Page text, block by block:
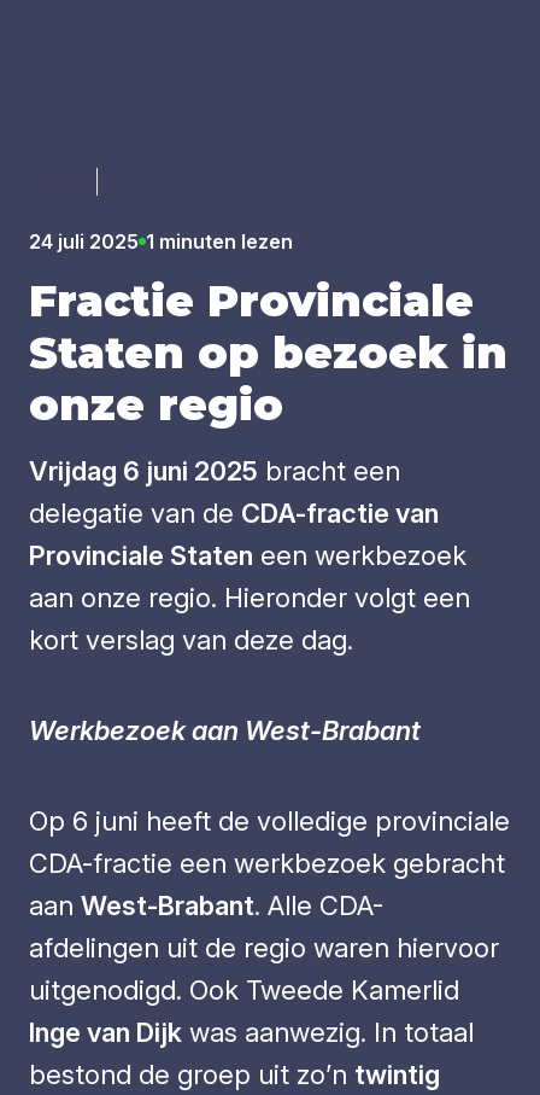
24 juli 2025 1 minuten lezen
Frac­tie Pro­vin­ci­a­le
Sta­ten op bezoek in
onze regio
Vrijdag 6 juni 2025 bracht een
delegatie van de CDA-fractie van
Provinciale Staten een werkbezoek
aan onze regio. Hieronder volgt een
kort verslag van deze dag.
Werkbezoek aan West-Brabant
Op 6 juni heeft de volledige provinciale
CDA-fractie een werkbezoek gebracht
aan West-Brabant. Alle CDA-
afdelingen uit de regio waren hiervoor
uitgenodigd. Ook Tweede Kamerlid
Inge van Dijk was aanwezig. In totaal
bestond de groep uit zo’n twintig